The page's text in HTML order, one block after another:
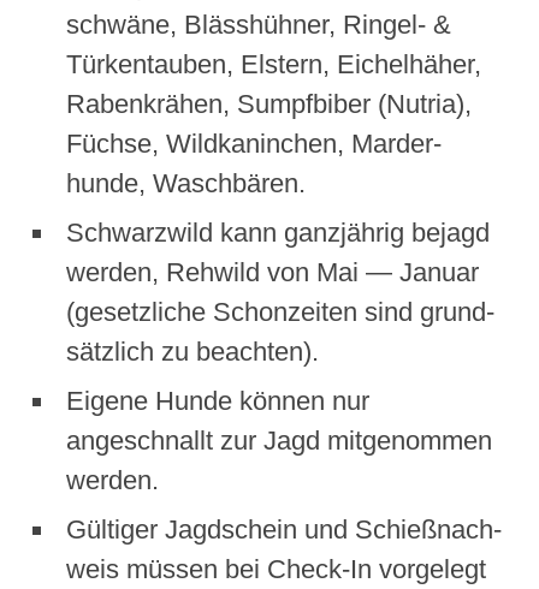
schwäne, Blässhüh­n­er, Ringel- &
Türken­tauben, Elstern, Eichel­häher,
Rabenkrähen, Sumpf­biber (Nutria),
Füchse, Wild­kan­inchen, Marder­
hunde, Waschbären.
Schwarzwild kann ganzjährig bejagd
wer­den, Rehwild von Mai — Jan­u­ar
(geset­zliche Schonzeit­en sind grund­
sät­zlich zu beacht­en).
Eigene Hunde kön­nen nur
angeschnallt zur Jagd mitgenom­men
wer­den.
Gültiger Jagdschein und Schieß­nach­
weis müssen bei Check-In vorgelegt